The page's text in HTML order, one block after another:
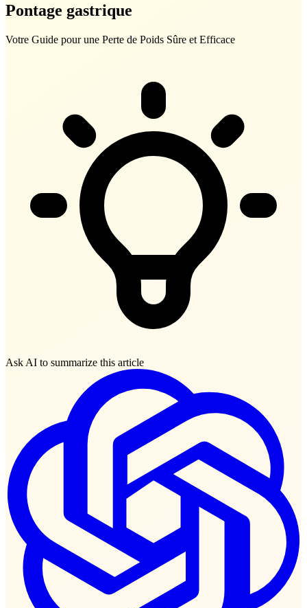
Pontage gastrique
Votre Guide pour une Perte de Poids Sûre et Efficace
Ask AI to summarize this article